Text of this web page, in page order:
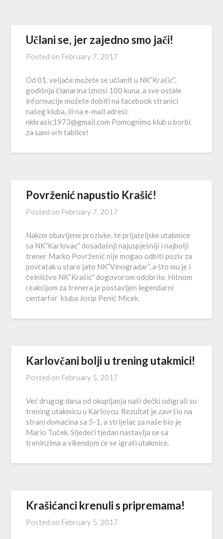
Učlani se, jer zajedno smo jači!
Posted on February 7. 2017
Od 01. veljače možete se učlanit u NK”Krašić”,
godišnja članarina iznosi 100 kuna, a sve ostale
informacije možete dobiti na facebook stranici
našeg kluba, ili na e-mail adresi:
nkkrasic1973@gmail.com Pomognimo klub u borbi
za sami vrh tablice!
Povrženić napustio Krašić!
Posted on February 7. 2017
Nakon obavljene prozivke, te prijateljske utakmice
sa NK”Karlovac” dosadašnji najuspješniji i najbolji
trener Marko Povrženić nije mogao odbiti poziv za
povratak u staro jato NK”Vinogradar”, a što mu je i
čelništvo NK”Krašić” dogovorom odobrilo. Hitnom
reakcijom za trenera je postavljen legendarni
centarfor kluba Josip Penić Micek.
Karlovčani bolji u trening utakmici!
Posted on February 5. 2017
Već drugog dana od okupljanja naši dečki odigrali su
trening utakmicu u Karlovcu. Rezultat je završio na
strani domaćina sa 5-1, a strijelac za naše bio je
Mario Tuček. Sljedeći tjedan nastavlja se sa
treninzima a vikendom će se igrati utakmice.
Krašićanci krenuli s pripremama!
Posted on February 5. 2017